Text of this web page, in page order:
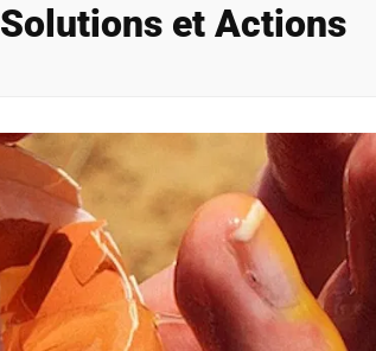
Solutions et Actions